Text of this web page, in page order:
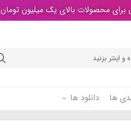
محصولات بالای یک میلیون تومان
ها دانلود ها